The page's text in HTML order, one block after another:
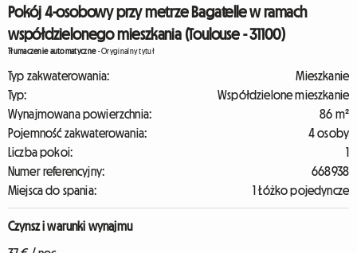
Pokój 4-osobowy przy metrze Bagatelle w ramach
współdzielonego mieszkania (Toulouse - 31100)
Tłumaczenie automatyczne-Oryginalny tytuł
Typ zakwaterowania:
Mieszkanie
Typ:
Współdzielone mieszkanie
Wynajmowana powierzchnia:
86 m²
Pojemność zakwaterowania:
4 osoby
Liczba pokoi:
1
Numer referencyjny:
668938
Miejsca do spania:
1 Łóżko pojedyncze
Czynsz i warunki wynajmu